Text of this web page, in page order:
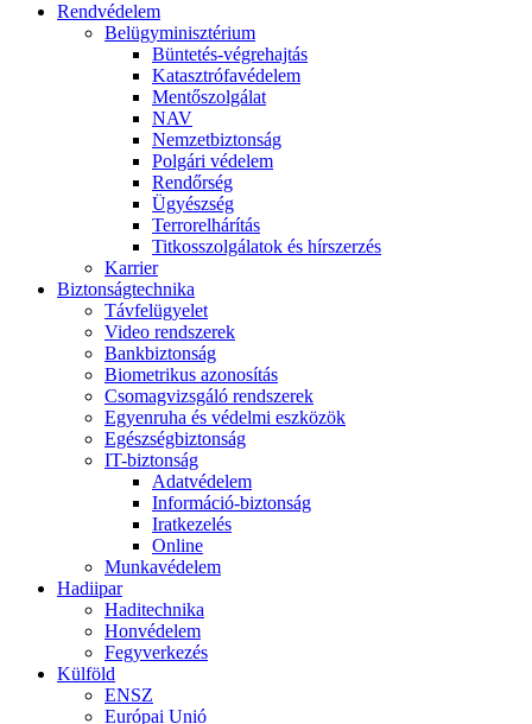
Rendvédelem
Belügyminisztérium
Büntetés-végrehajtás
Katasztrófavédelem
Mentőszolgálat
NAV
Nemzetbiztonság
Polgári védelem
Rendőrség
Ügyészség
Terrorelhárítás
Titkosszolgálatok és hírszerzés
Karrier
Biztonságtechnika
Távfelügyelet
Video rendszerek
Bankbiztonság
Biometrikus azonosítás
Csomagvizsgáló rendszerek
Egyenruha és védelmi eszközök
Egészségbiztonság
IT-biztonság
Adatvédelem
Információ-biztonság
Iratkezelés
Online
Munkavédelem
Hadiipar
Haditechnika
Honvédelem
Fegyverkezés
Külföld
ENSZ
Európai Unió